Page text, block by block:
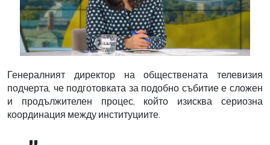
Генералният директор на обществената телевизия
подчерта, че подготовката за подобно събитие е сложен
и продължителен процес, който изисква сериозна
координация между институциите.